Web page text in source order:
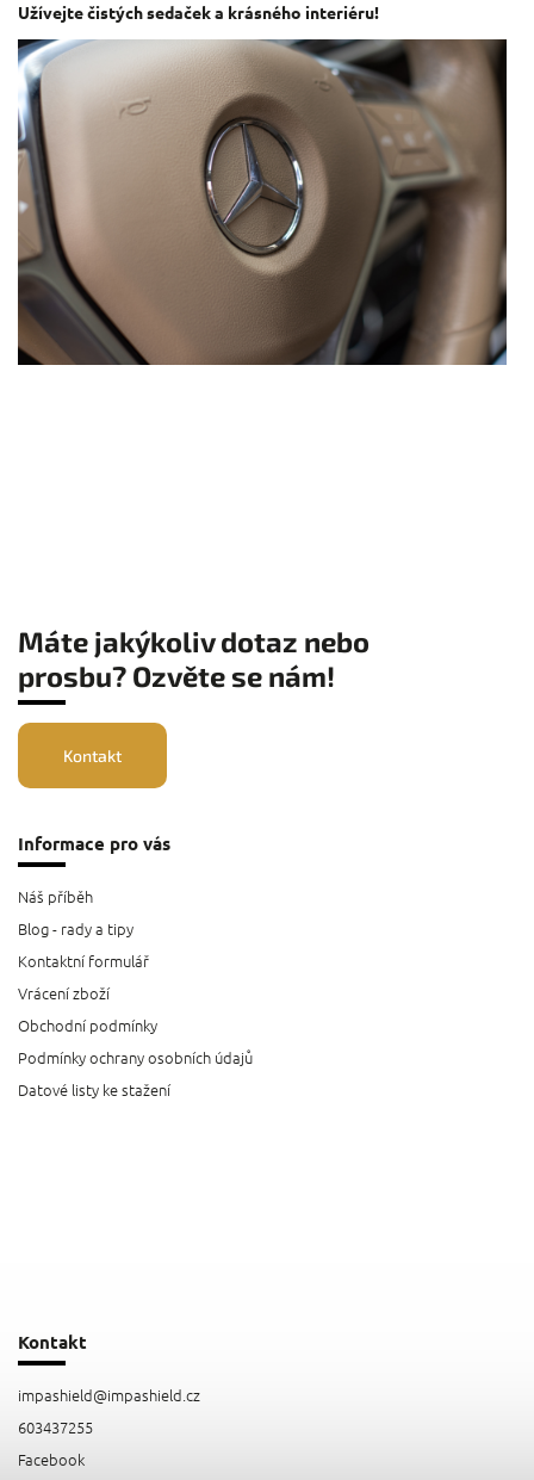
Užívejte čistých sedaček a krásného interiéru!
Máte jakýkoliv dotaz nebo
prosbu? Ozvěte se nám!
Kontakt
Informace pro vás
Náš příběh
Blog - rady a tipy
Kontaktní formulář
Vrácení zboží
Obchodní podmínky
Podmínky ochrany osobních údajů
Datové listy ke stažení
Kontakt
impashield@impashield.cz
603437255
Facebook